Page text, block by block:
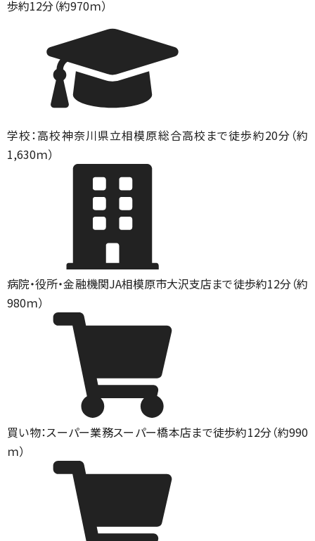
歩約12分（約970ｍ）
学校：高校神奈川県立相模原総合高校まで徒歩約20分（約
1,630ｍ）
病院・役所・金融機関JA相模原市大沢支店まで徒歩約12分（約
980ｍ）
買い物：スーパー業務スーパー橋本店まで徒歩約12分（約990
ｍ）